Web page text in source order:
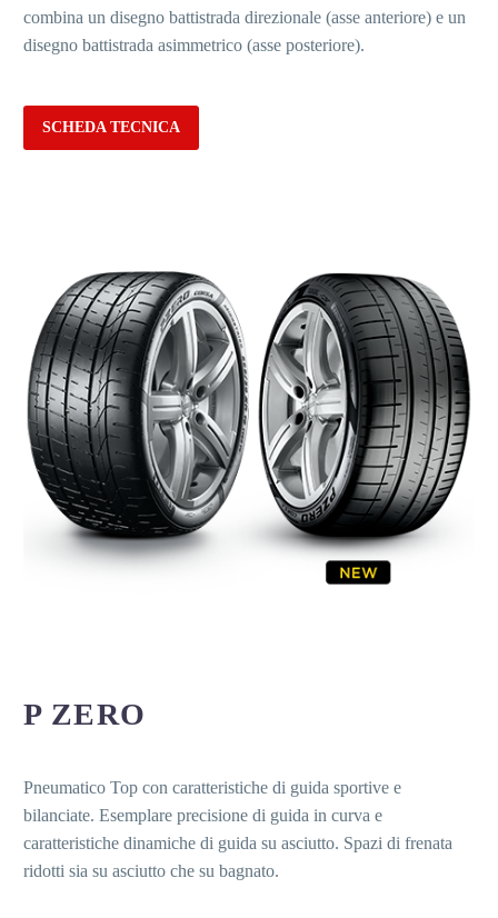
combina un disegno battistrada direzionale (asse anteriore) e un
disegno battistrada asimmetrico (asse posteriore).
SCHEDA TECNICA
P ZERO
Pneumatico Top con caratteristiche di guida sportive e
bilanciate. Esemplare precisione di guida in curva e
caratteristiche dinamiche di guida su asciutto. Spazi di frenata
ridotti sia su asciutto che su bagnato.